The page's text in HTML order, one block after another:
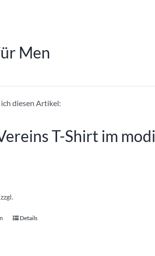
Die
Optionen
auf
der
gewählt
werden
Men
diesen Artikel:
T-Shirt im
zzgl.
Dieses
Details